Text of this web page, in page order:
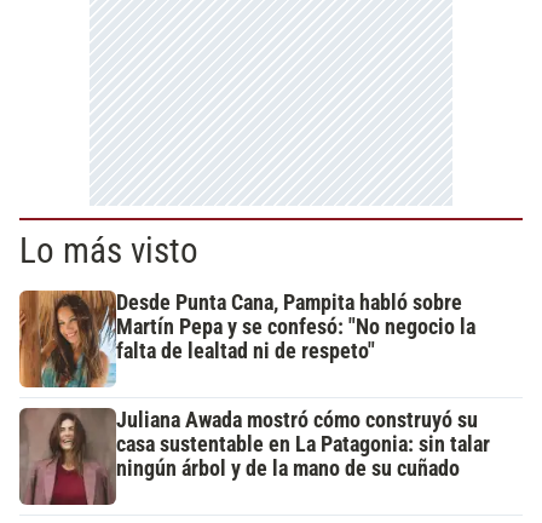
Lo más visto
Desde Punta Cana, Pampita habló sobre
Martín Pepa y se confesó: "No negocio la
falta de lealtad ni de respeto"
Juliana Awada mostró cómo construyó su
casa sustentable en La Patagonia: sin talar
ningún árbol y de la mano de su cuñado